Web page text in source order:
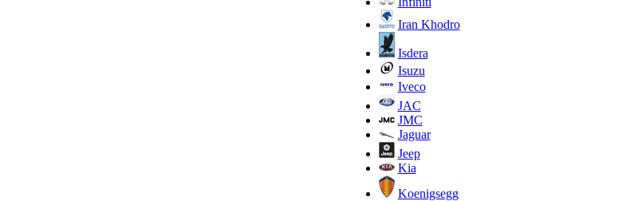
Iran Khodro
Isdera
Isuzu
Iveco
JAC
JMC
Jaguar
Jeep
Kia
Koenigsegg